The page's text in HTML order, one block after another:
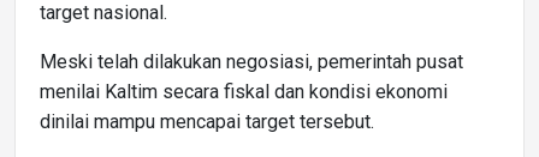
target nasional.
Meski telah dilakukan negosiasi, pemerintah pusat
menilai Kaltim secara fiskal dan kondisi ekonomi
dinilai mampu mencapai target tersebut.